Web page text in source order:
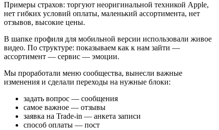
Примеры страхов: торгуют неоригинальной техникой Apple,
нет гибких условий оплаты, маленький ассортимента, нет
отзывов, высокие цены.
В шапке профиля для мобильной версии использовали живое
видео. По структуре: показываем как к нам зайти —
ассортимент — сервис — эмоции.
Мы проработали меню сообщества, вынесли важные
изменения и сделали переходы на нужные блоки:
задать вопрос — сообщения
самое важное — отзывы
заявка на Trade-in — анкета записи
способ оплаты — пост